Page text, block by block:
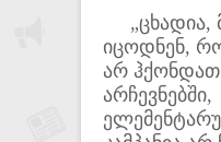
„ცხადია,
იცოდნენ,
არ
არჩევნებში,